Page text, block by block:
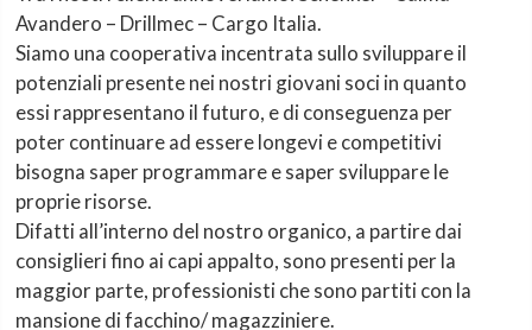
Avandero – Drillmec – Cargo Italia.
Siamo una cooperativa incentrata sullo sviluppare il
potenziali presente nei nostri giovani soci in quanto
essi rappresentano il futuro, e di conseguenza per
poter continuare ad essere longevi e competitivi
bisogna saper programmare e saper sviluppare le
proprie risorse.
Difatti all’interno del nostro organico, a partire dai
consiglieri fino ai capi appalto, sono presenti per la
maggior parte, professionisti che sono partiti con la
mansione di facchino/ magazziniere.